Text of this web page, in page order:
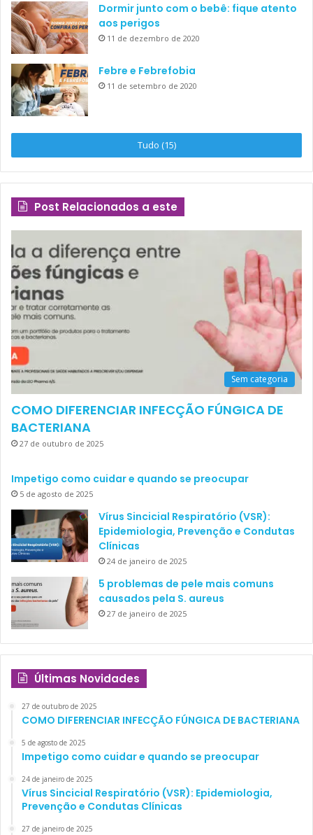
Dormir junto com o bebê: fique atento
aos perigos
11 de dezembro de 2020
Febre e Febrefobia
11 de setembro de 2020
Tudo (15)
Post Relacionados a este
Sem categoria
COMO DIFERENCIAR INFECÇÃO FÚNGICA DE
BACTERIANA
27 de outubro de 2025
Impetigo como cuidar e quando se preocupar
5 de agosto de 2025
Vírus Sincicial Respiratório (VSR):
Epidemiologia, Prevenção e Condutas
Clínicas
24 de janeiro de 2025
5 problemas de pele mais comuns
causados pela S. aureus
27 de janeiro de 2025
Últimas Novidades
27 de outubro de 2025
COMO DIFERENCIAR INFECÇÃO FÚNGICA DE BACTERIANA
5 de agosto de 2025
Impetigo como cuidar e quando se preocupar
24 de janeiro de 2025
Vírus Sincicial Respiratório (VSR): Epidemiologia,
Prevenção e Condutas Clínicas
27 de janeiro de 2025